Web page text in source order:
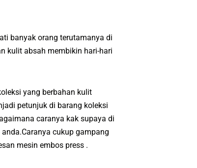
banyak orang terutamanya di
kulit absah membikin hari-hari
yang berbahan kulit
petunjuk di barang koleksi
caranya kak supaya di
cukup gampang
mesin embos press .